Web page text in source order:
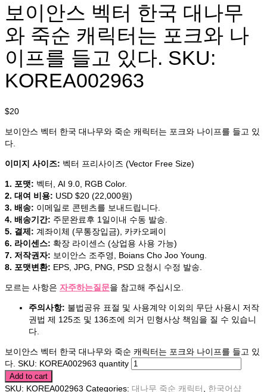
보이안스 벡터 한국 대나무
와 죽순 캐릭터는 포크와 나
이프를 들고 있다. SKU:
KOREA002963
$20
보이안스 벡터 한국 대나무와 죽순 캐릭터는 포크와 나이프를 들고 있
다.
이미지 사이즈: 벡터 프리사이즈 (Vector Free Size)
1. 포맷: 벡터, AI 9.0, RGB Color.
2. 대여 비용: USD $20 (22,000원)
3. 배송: 이메일로 콘텐츠를 보내드립니다.
4. 배송기간: 주문완료후 1일이내 수동 발송.
5. 결제: 계좌이체 (무통장입금), 카카오페이
6. 라이센스: 확장 라이센스 (상업용 사용 가능)
7. 저작권자: 보이안스 조주영, Boians Cho Joo Young.
8. 포맷변환: EPS, JPG, PNG, PSD 요청시 수정 발송.
모르는 사항은 자주하는질문을 참고해 주십시오.
주의사항: 불법공유 표절 및 사용계약 이외의 무단 사용시 저작
권법 제 125조 및 136조에 의거 민형사상 책임을 질 수 있습니
다.
보이안스 벡터 한국 대나무와 죽순 캐릭터는 포크와 나이프를 들고 있
다. SKU: KOREA002963 quantity
Add to cart
SKU: KOREA002963 Categories: 대나무 죽순 캐릭터 한국어샵